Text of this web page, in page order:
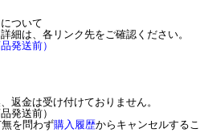
ついて
細は、各リンク先をご確認ください。
発送前）
返金は受け付けておりません。
発送前）
を問わず購入履歴からキャンセルするこ